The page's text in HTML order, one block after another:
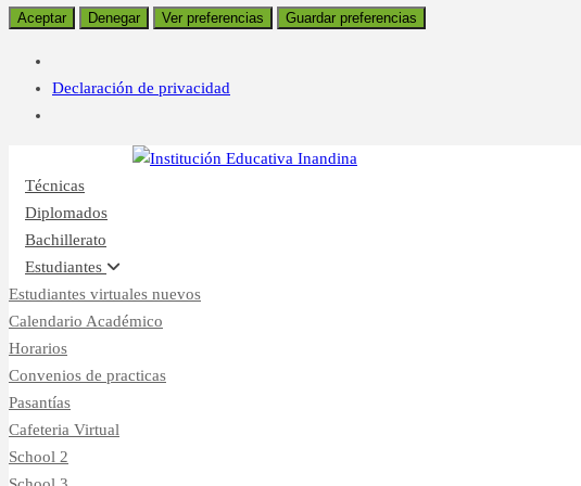
Aceptar Denegar Ver preferencias Guardar preferencias
Declaración de privacidad
Técnicas
Diplomados
Bachillerato
Estudiantes
Estudiantes virtuales nuevos
Calendario Académico
Horarios
Convenios de practicas
Pasantías
Cafeteria Virtual
School 2